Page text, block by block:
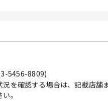
5456-8809)
を確認する場合は、記載店舗
。